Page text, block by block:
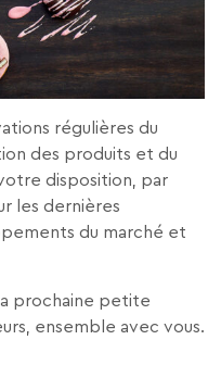
régulières du
des produits et du
disposition, par
les dernières
du marché et
prochaine petite
ensemble avec vous.